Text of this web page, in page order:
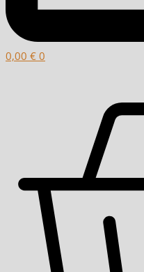
0,00 € 0